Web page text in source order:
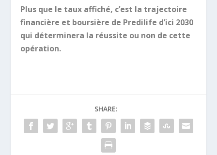
Plus que le taux affiché, c’est la trajectoire
financière et boursière de Predilife d’ici 2030
qui déterminera la réussite ou non de cette
opération.
SHARE: